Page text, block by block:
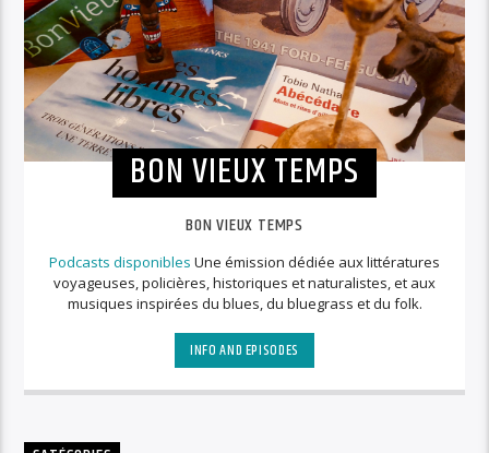
BON VIEUX TEMPS
BON VIEUX TEMPS
Podcasts disponibles Une émission dédiée aux littératures
voyageuses, policières, historiques et naturalistes, et aux
musiques inspirées du blues, du bluegrass et du folk.
INFO AND EPISODES